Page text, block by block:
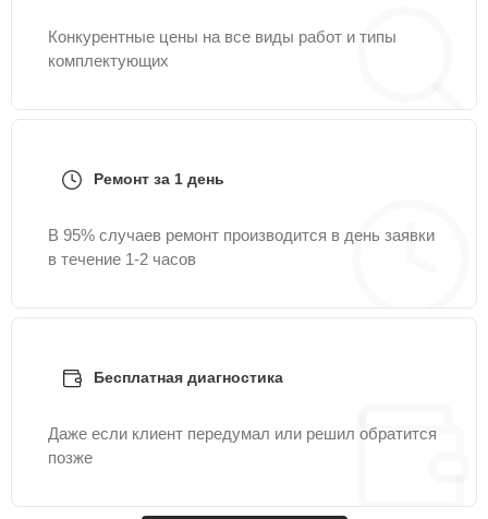
Конкурентные цены на все виды работ и типы
комплектующих
Ремонт за 1 день
В 95% случаев ремонт производится в день заявки
в течение 1-2 часов
Бесплатная диагностика
Даже если клиент передумал или решил обратится
позже